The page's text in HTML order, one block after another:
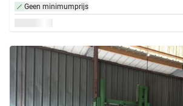
Geen minimumprijs